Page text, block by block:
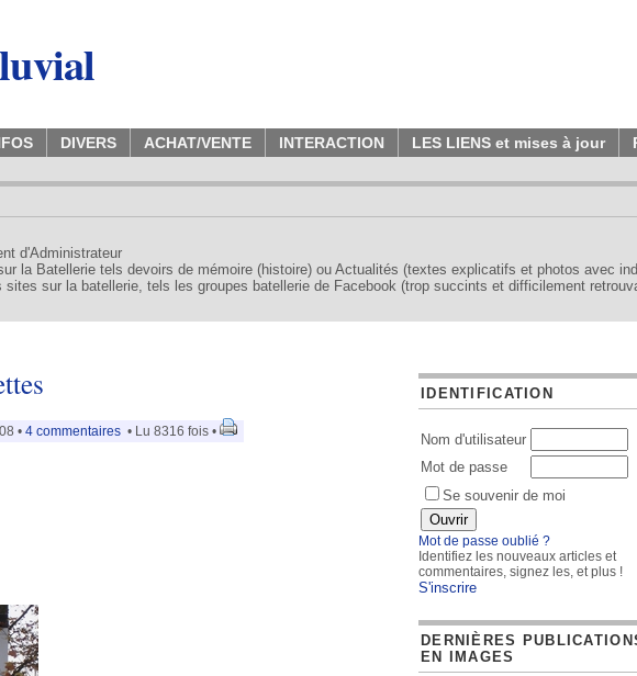
DIVERS ACHAT/VENTE INTERACTION LES LIENS et mises à jour
d'Administrateur
la Batellerie tels devoirs de mémoire (histoire) ou Actualités (textes explicatifs et photos avec
sur la batellerie, tels les groupes batellerie de Facebook (trop succints et difficilement
• 4 commentaires • Lu 8316 fois •
IDENTIFICATION
Nom d'utilisateur
Mot de passe
Se souvenir de moi
Mot de passe oublié ?
Identifiez les nouveaux articles et
commentaires, signez les, et plus !
S'inscrire
DERNIÈRES
EN IMAGES